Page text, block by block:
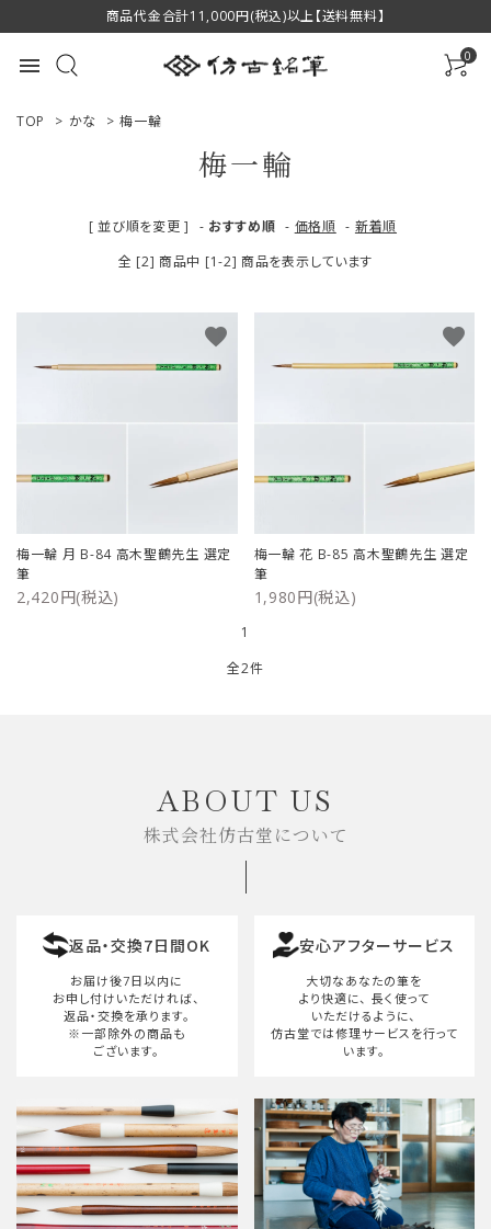
商品代金合計11,000円(税込)以上【送料無料】
menu 0
ACCOUNT MENU
プライバシーポリシー
TOP > かな > 梅一輪
梅一輪
[ 並び順を変更 ] - おすすめ順 - 価格順 - 新着順
全 [2] 商品中 [1-2] 商品を表示しています
梅一輪 月 B-84 高木聖鶴先生 選定
筆
2,420円(税込)
favorite
梅一輪 花 B-85 高木聖鶴先生 選定
筆
1,980円(税込)
favorite
1
全2件
検索する
ABOUT US
株式会社仿古堂について
返品・交換7日間OK
お届け後7日以内に
お申し付けいただければ、
返品・交換を承ります。
※一部除外の商品も
ございます。
安心アフターサービス
大切なあなたの筆を
より快適に、 長く使って
いただけるように、
仿古堂では修理サービスを行って
います。